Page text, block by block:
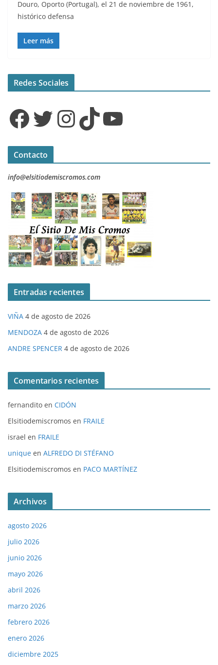
Douro, Oporto (Portugal), el 21 de noviembre de 1961,
histórico defensa
Leer más
Redes Sociales
Facebook Twitter InstagramTikTok YouTube
Contacto
info@elsitiodemiscromos.com
Entradas recientes
VIÑA 4 de agosto de 2026
MENDOZA 4 de agosto de 2026
ANDRE SPENCER 4 de agosto de 2026
Comentarios recientes
fernandito en CIDÓN
Elsitiodemiscromos en FRAILE
israel en FRAILE
unique en ALFREDO DI STÉFANO
Elsitiodemiscromos en PACO MARTÍNEZ
Archivos
agosto 2026
julio 2026
junio 2026
mayo 2026
abril 2026
marzo 2026
febrero 2026
enero 2026
diciembre 2025